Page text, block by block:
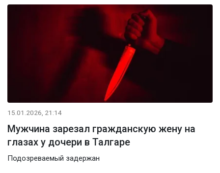
15.01.2026, 21:14
Мужчина зарезал гражданскую жену на
глазах у дочери в Талгаре
Подозреваемый задержан